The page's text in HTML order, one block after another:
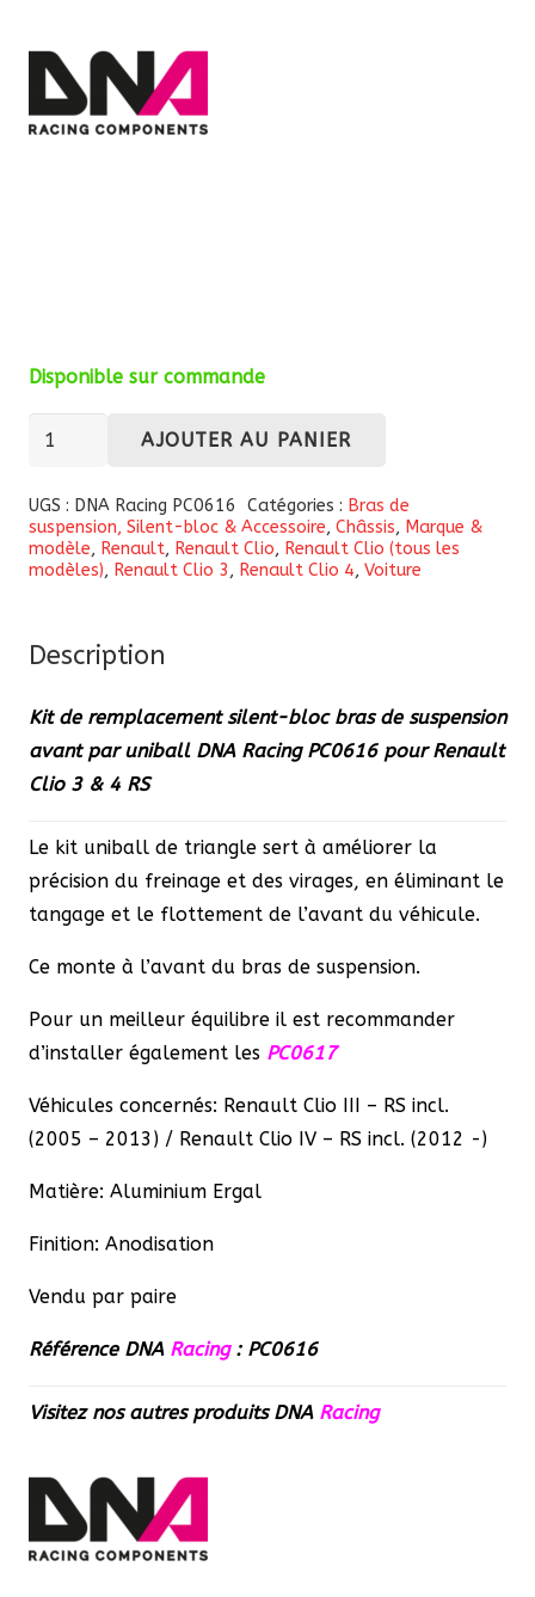
Disponible sur commande
quantité
Kit
uniball
sur
suspension
Racing
PC0616
pour
3
4
AJOUTER AU PANIER
UGS : DNA Racing PC0616 Catégories : Bras de
suspension, Silent-bloc & Accessoire, Châssis, Marque &
modèle, Renault, Renault Clio, Renault Clio (tous les
modèles), Renault Clio 3, Renault Clio 4, Voiture
Description
Kit de remplacement silent-bloc bras de suspension
avant par uniball DNA RacingPC0616pour Renault
Clio 3 & 4 RS
Le kit uniball de triangle sert à améliorer la
précision du freinage et des virages, en éliminant le
tangage et le flottement de l’avant du véhicule.
Ce monte à l’avant du bras de suspension.
Pour un meilleur équilibre il est recommander
d’installer également les PC0617
Véhicules concernés: Renault Clio III – RS incl.
(2005 – 2013) / Renault Clio IV – RS incl. (2012 -)
Matière: Aluminium Ergal
Finition: Anodisation
Vendu par paire
Référence DNA Racing: PC0616
Visitez nos autres produitsDNA Racing